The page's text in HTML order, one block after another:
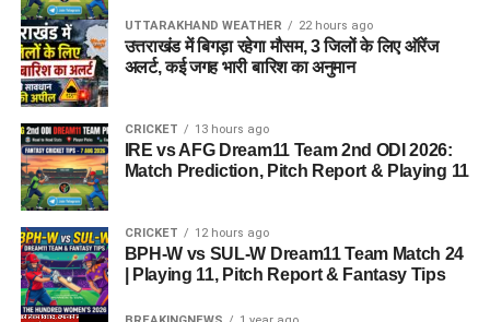
UTTARAKHAND WEATHER 22 hours ago
उत्तराखंड में बिगड़ा रहेगा मौसम, 3 जिलों के लिए ऑरेंज
अलर्ट, कई जगह भारी बारिश का अनुमान
CRICKET 13 hours ago
IRE vs AFG Dream11 Team 2nd ODI 2026:
Match Prediction, Pitch Report & Playing 11
CRICKET 12 hours ago
BPH-W vs SUL-W Dream11 Team Match 24
| Playing 11, Pitch Report & Fantasy Tips